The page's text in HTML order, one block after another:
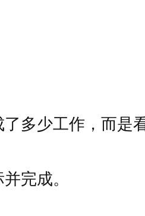
多少工作，而是
完成。